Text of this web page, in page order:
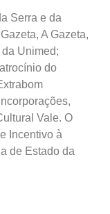
Serra e da
A Gazeta,
Unimed;
do
Vale. O
Incentivo à
de Estado da